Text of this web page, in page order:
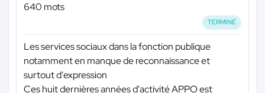
640 mots
TERMINÉ
Les services sociaux dans la fonction publique
notamment en manque de reconnaissance et
surtout d'expression
Ces huit dernières années d'activité APPO est